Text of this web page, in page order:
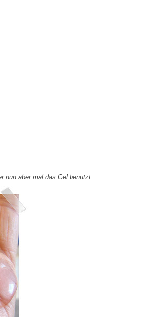
nun aber mal das Gel benutzt.